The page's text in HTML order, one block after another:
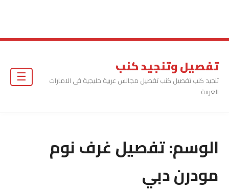
تفصيل وتنجيد كنب
تنجيد كنب تفصيل كنب تفصيل مجالس عربية خليجية فى الامارات
العربية
الوسم:تفصيل غرف نوم
مودرن دبي